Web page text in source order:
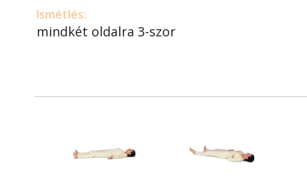
Ismétlés:
mindkét oldalra 3-szor